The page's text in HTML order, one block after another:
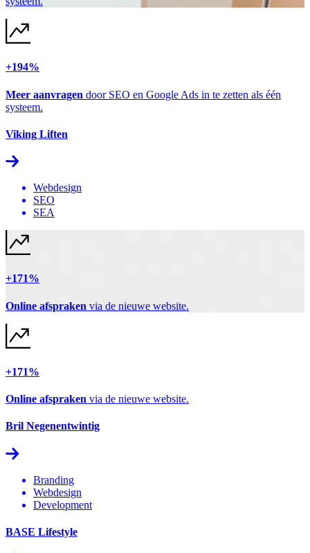
+194%
Meer aanvragen door SEO en Google Ads in te zetten als één
systeem.
Viking Liften
Webdesign
SEO
SEA
+171%
Online afspraken via de nieuwe website.
+171%
Online afspraken via de nieuwe website.
Bril Negenentwintig
Branding
Webdesign
Development
BASE Lifestyle